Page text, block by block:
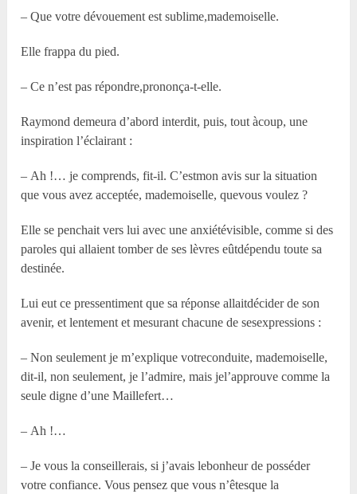
– Que votre dévouement est sublime,mademoiselle.
Elle frappa du pied.
– Ce n’est pas répondre,prononça-t-elle.
Raymond demeura d’abord interdit, puis, tout àcoup, une
inspiration l’éclairant :
– Ah !… je comprends, fit-il. C’estmon avis sur la situation
que vous avez acceptée, mademoiselle, quevous voulez ?
Elle se penchait vers lui avec une anxiétévisible, comme si des
paroles qui allaient tomber de ses lèvres eûtdépendu toute sa
destinée.
Lui eut ce pressentiment que sa réponse allaitdécider de son
avenir, et lentement et mesurant chacune de sesexpressions :
– Non seulement je m’explique votreconduite, mademoiselle,
dit-il, non seulement, je l’admire, mais jel’approuve comme la
seule digne d’une Maillefert…
– Ah !…
– Je vous la conseillerais, si j’avais lebonheur de posséder
votre confiance. Vous pensez que vous n’êtesque la